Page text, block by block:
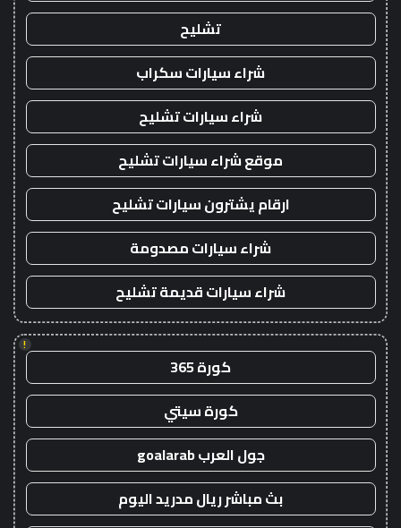
تشليح
شراء سيارات سكراب
شراء سيارات تشليح
موقع شراء سيارات تشليح
ارقام يشترون سيارات تشليح
شراء سيارات مصدومة
شراء سيارات قديمة تشليح
!
كورة 365
كورة سيتي
جول العرب goalarab
بث مباشر ريال مدريد اليوم